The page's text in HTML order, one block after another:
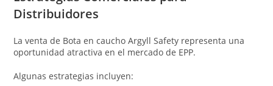
Distribuidores
La venta de Bota en caucho Argyll Safety representa una
oportunidad atractiva en el mercado de EPP.
Algunas estrategias incluyen: